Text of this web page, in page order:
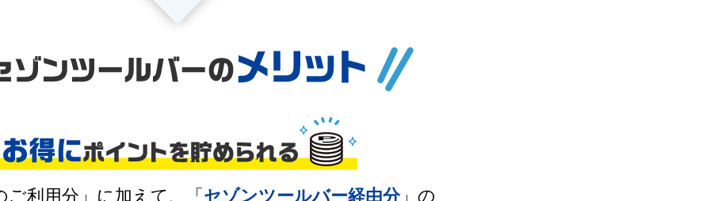
ご利用分」に加えて、「 セゾンツールバー経由分」の